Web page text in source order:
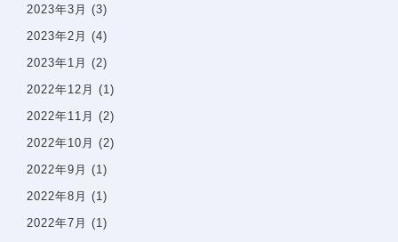
矯正症例
治療費一覧
アクセス
2023年3月 (3)
2023年2月 (4)
2023年1月 (2)
2022年12月 (1)
2022年11月 (2)
2022年10月 (2)
2022年9月 (1)
2022年8月 (1)
2022年7月 (1)